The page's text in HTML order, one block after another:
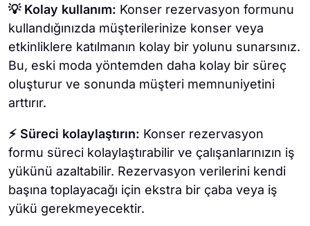
💡 Kolay kullanım: Konser rezervasyon formunu
kullandığınızda müşterilerinize konser veya
etkinliklere katılmanın kolay bir yolunu sunarsınız.
Bu, eski moda yöntemden daha kolay bir süreç
oluşturur ve sonunda müşteri memnuniyetini
arttırır.
⚡ Süreci kolaylaştırın: Konser rezervasyon
formu süreci kolaylaştırabilir ve çalışanlarınızın iş
yükünü azaltabilir. Rezervasyon verilerini kendi
başına toplayacağı için ekstra bir çaba veya iş
yükü gerekmeyecektir.